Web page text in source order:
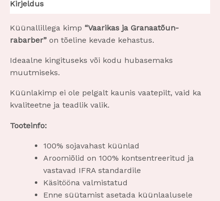
Kirjeldus
Küünallillega kimp “Vaarikas ja Granaatõun-
rabarber” on tõeline kevade kehastus.
Ideaalne kingituseks või kodu hubasemaks
muutmiseks.
Küünlakimp ei ole pelgalt kaunis vaatepilt, vaid ka
kvaliteetne ja teadlik valik.
Tooteinfo:
100% sojavahast küünlad
Aroomiõlid on 100% kontsentreeritud ja
vastavad IFRA standardile
Käsitööna valmistatud
Enne süütamist asetada küünlaalusele